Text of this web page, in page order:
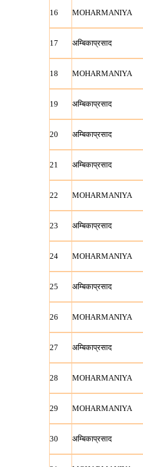
16 MOHARMANIYA
17 अम्बिकाप्रसाद
18 MOHARMANIYA
19 अम्बिकाप्रसाद
20 अम्बिकाप्रसाद
21 अम्बिकाप्रसाद
22 MOHARMANIYA
23 अम्बिकाप्रसाद
24 MOHARMANIYA
25 अम्बिकाप्रसाद
26 MOHARMANIYA
27 अम्बिकाप्रसाद
28 MOHARMANIYA
29 MOHARMANIYA
30 अम्बिकाप्रसाद